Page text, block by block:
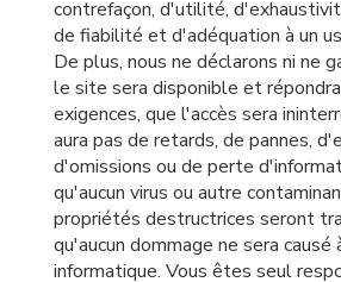
contrefaçon, d'utilité,
de fiabilité et d'adéquation à un
De plus, nous ne déclarons ni ne
le site sera disponible et
exigences, que l'accès sera
aura pas de retards, de pannes,
d'omissions ou de perte
qu'aucun virus ou autre
propriétés destructrices seront
qu'aucun dommage ne sera
informatique. Vous êtes seul